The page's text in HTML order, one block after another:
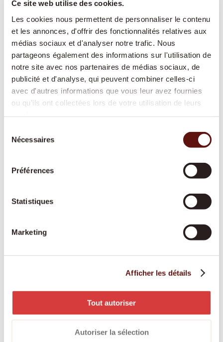
Ce site web utilise des cookies.
Les cookies nous permettent de personnaliser le contenu
et les annonces, d'offrir des fonctionnalités relatives aux
médias sociaux et d'analyser notre trafic. Nous
partageons également des informations sur l'utilisation de
notre site avec nos partenaires de médias sociaux, de
publicité et d'analyse, qui peuvent combiner celles-ci
avec d'autres informations que vous leur avez fournies
ou qu'ils ont collectées lors de votre utilisation de leurs
Nécessaires
Préférences
Statistiques
Marketing
Afficher les détails
Tout autoriser
Autoriser la sélection
Nous facilitons le retour à domicile après une
hospitalisation et adaptons
l’accompagnement au rythme de votre
rétablissement.
Garde de nuit
sécurité et de tranquillité à toute la famille.
Une aide respectueuse pour les soins
assurances-maladie et adaptée à vos besoins.
Engagement des proches aidants
long de l’année.